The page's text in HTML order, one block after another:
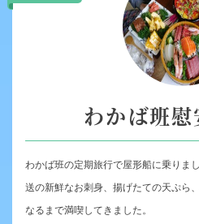
わかば班
わかば班の定期旅行で屋形船に乗りま
送の新鮮なお刺身、揚げたての天ぷら
なるまで満喫してきました。